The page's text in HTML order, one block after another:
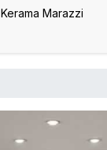
Kerama Marazzi